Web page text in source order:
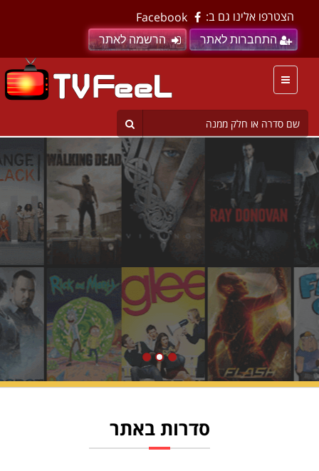
הצטרפו אלינו גם ב: Facebook
התחברות לאתר הרשמה לאתר
סדרות באתר